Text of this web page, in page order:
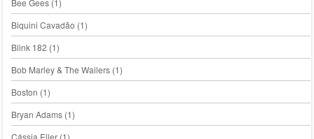
Biquini Cavadão (1)
Blink 182 (1)
Bob Marley & The Wailers(1)
Boston (1)
Bryan Adams(1)
Cássia Eller(1)